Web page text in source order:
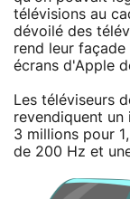
télévisions au
dévoilé des
rend leur
écrans d'Apple
Les téléviseurs
revendiquent
3 millions pour
de 200 Hz et